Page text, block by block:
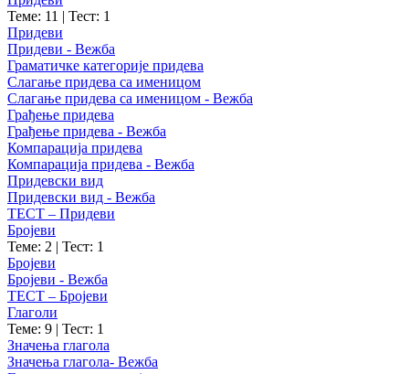
Теме: 11 | Тест: 1
Придеви
Придеви - Вежба
Граматичке категорије придева
Слагање придева са именицом
Слагање придева са именицом - Вежба
Грађење придева
Грађење придева - Вежба
Компарација придева
Компарација придева - Вежба
Придевски вид
Придевски вид - Вежба
ТЕСТ – Придеви
Бројеви
Теме: 2 | Тест: 1
Бројеви
Бројеви - Вежба
ТЕСТ – Бројеви
Глаголи
Теме: 9 | Тест: 1
Значења глагола
Значења глагола- Вежба